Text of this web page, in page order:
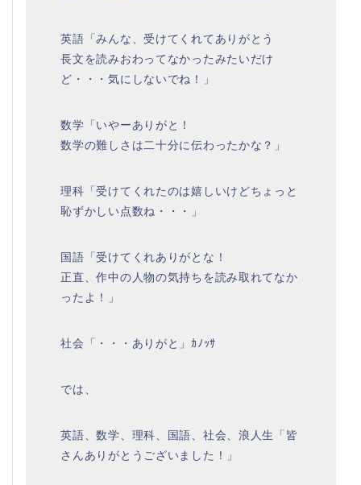
英語「みんな、受けてくれてありがとう
長文を読みおわってなかったみたいだけ
ど・・・気にしないでね！」
数学「いやーありがと！
数学の難しさは二十分に伝わったかな？」
理科「受けてくれたのは嬉しいけどちょっと
恥ずかしい点数ね・・・」
国語「受けてくれありがとな！
正直、作中の人物の気持ちを読み取れてなか
ったよ！」
社会「・・・ありがと」ｶﾉｯｻ
では、
英語、数学、理科、国語、社会、浪人生「皆
さんありがとうございました！」